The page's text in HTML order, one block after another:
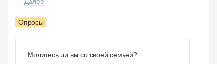
Опросы
Молитесь ли вы со своей семьей?